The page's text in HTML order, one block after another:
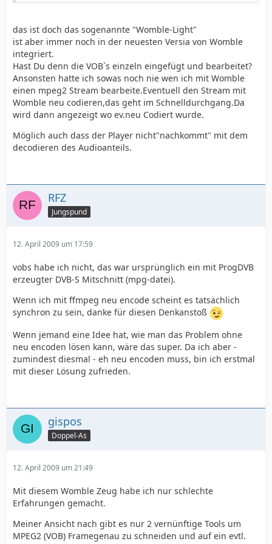
das ist doch das sogenannte "Womble-Light"
ist aber immer noch in der neuesten Versia von Womble
integriert.
Hast Du denn die VOB`s einzeln eingefügt und bearbeitet?
Ansonsten hatte ich sowas noch nie wen ich mit Womble
einen mpeg2 Stream bearbeite.Eventuell den Stream mit
Womble neu codieren,das geht im Schnelldurchgang.Da
wird dann angezeigt wo ev.neu Codiert wurde.
Möglich auch dass der Player nicht"nachkommt" mit dem
decodieren des Audioanteils.
RFZ
Jungspund
12. April 2009 um 17:59
vobs habe ich nicht, das war ursprünglich ein mit ProgDVB
erzeugter DVB-S Mitschnitt (mpg-datei).
Wenn ich mit ffmpeg neu encode scheint es tatsächlich
synchron zu sein, danke für diesen Denkanstoß
Wenn jemand eine Idee hat, wie man das Problem ohne
neu encoden lösen kann, wäre das super. Da ich aber -
zumindest diesmal - eh neu encoden muss, bin ich erstmal
mit dieser Lösung zufrieden.
gispos
Doppel-As
12. April 2009 um 21:49
Mit diesem Womble Zeug habe ich nur schlechte
Erfahrungen gemacht.
Meiner Ansicht nach gibt es nur 2 vernünftige Tools um
MPEG2 (VOB) Framegenau zu schneiden und auf ein evtl.